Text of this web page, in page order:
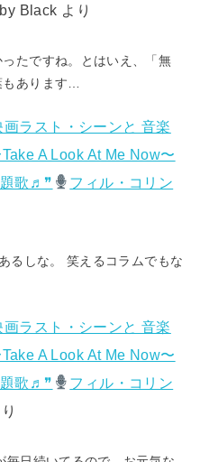
Black より
たですね。とはいえ、「無
あります…
ラスト・シーンと 音楽
A Look At Me Now〜
題歌♬❞
フィル・コリン
るしな。 笑えるコラムでもな
ラスト・シーンと 音楽
A Look At Me Now〜
題歌♬❞
フィル・コリン